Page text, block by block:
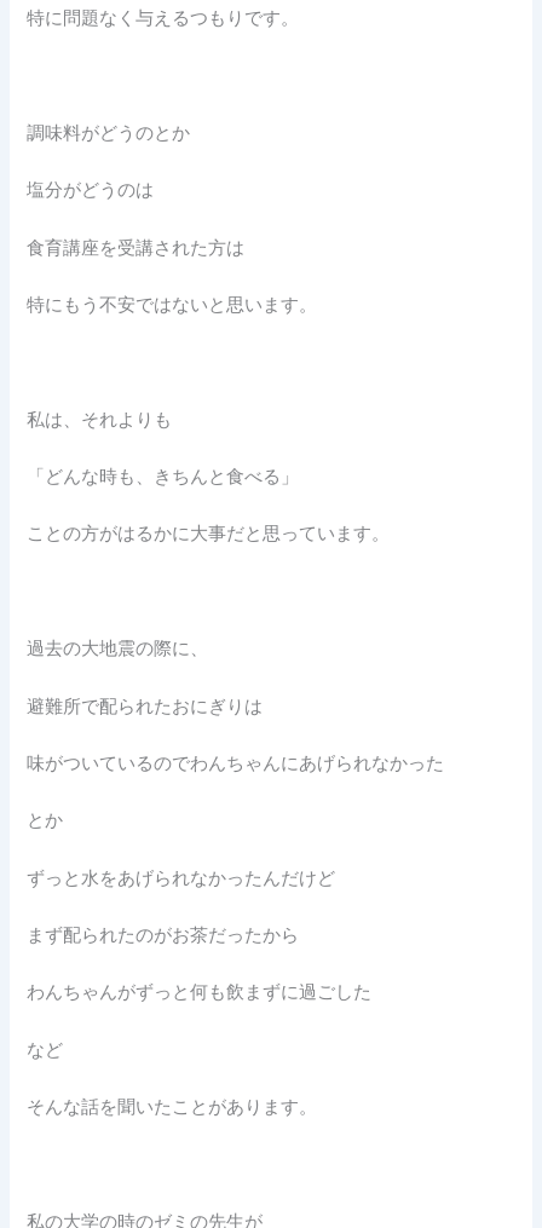
特に問題なく与えるつもりです。
調味料がどうのとか
塩分がどうのは
食育講座を受講された方は
特にもう不安ではないと思います。
私は、それよりも
「どんな時も、きちんと食べる」
ことの方がはるかに大事だと思っています。
過去の大地震の際に、
避難所で配られたおにぎりは
味がついているのでわんちゃんにあげられなかった
とか
ずっと水をあげられなかったんだけど
まず配られたのがお茶だったから
わんちゃんがずっと何も飲まずに過ごした
など
そんな話を聞いたことがあります。
私の大学の時のゼミの先生が